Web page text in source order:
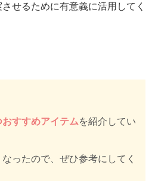
せるために有意義に活用してく
すすめアイテムを紹介してい
ったので、ぜひ参考にしてく